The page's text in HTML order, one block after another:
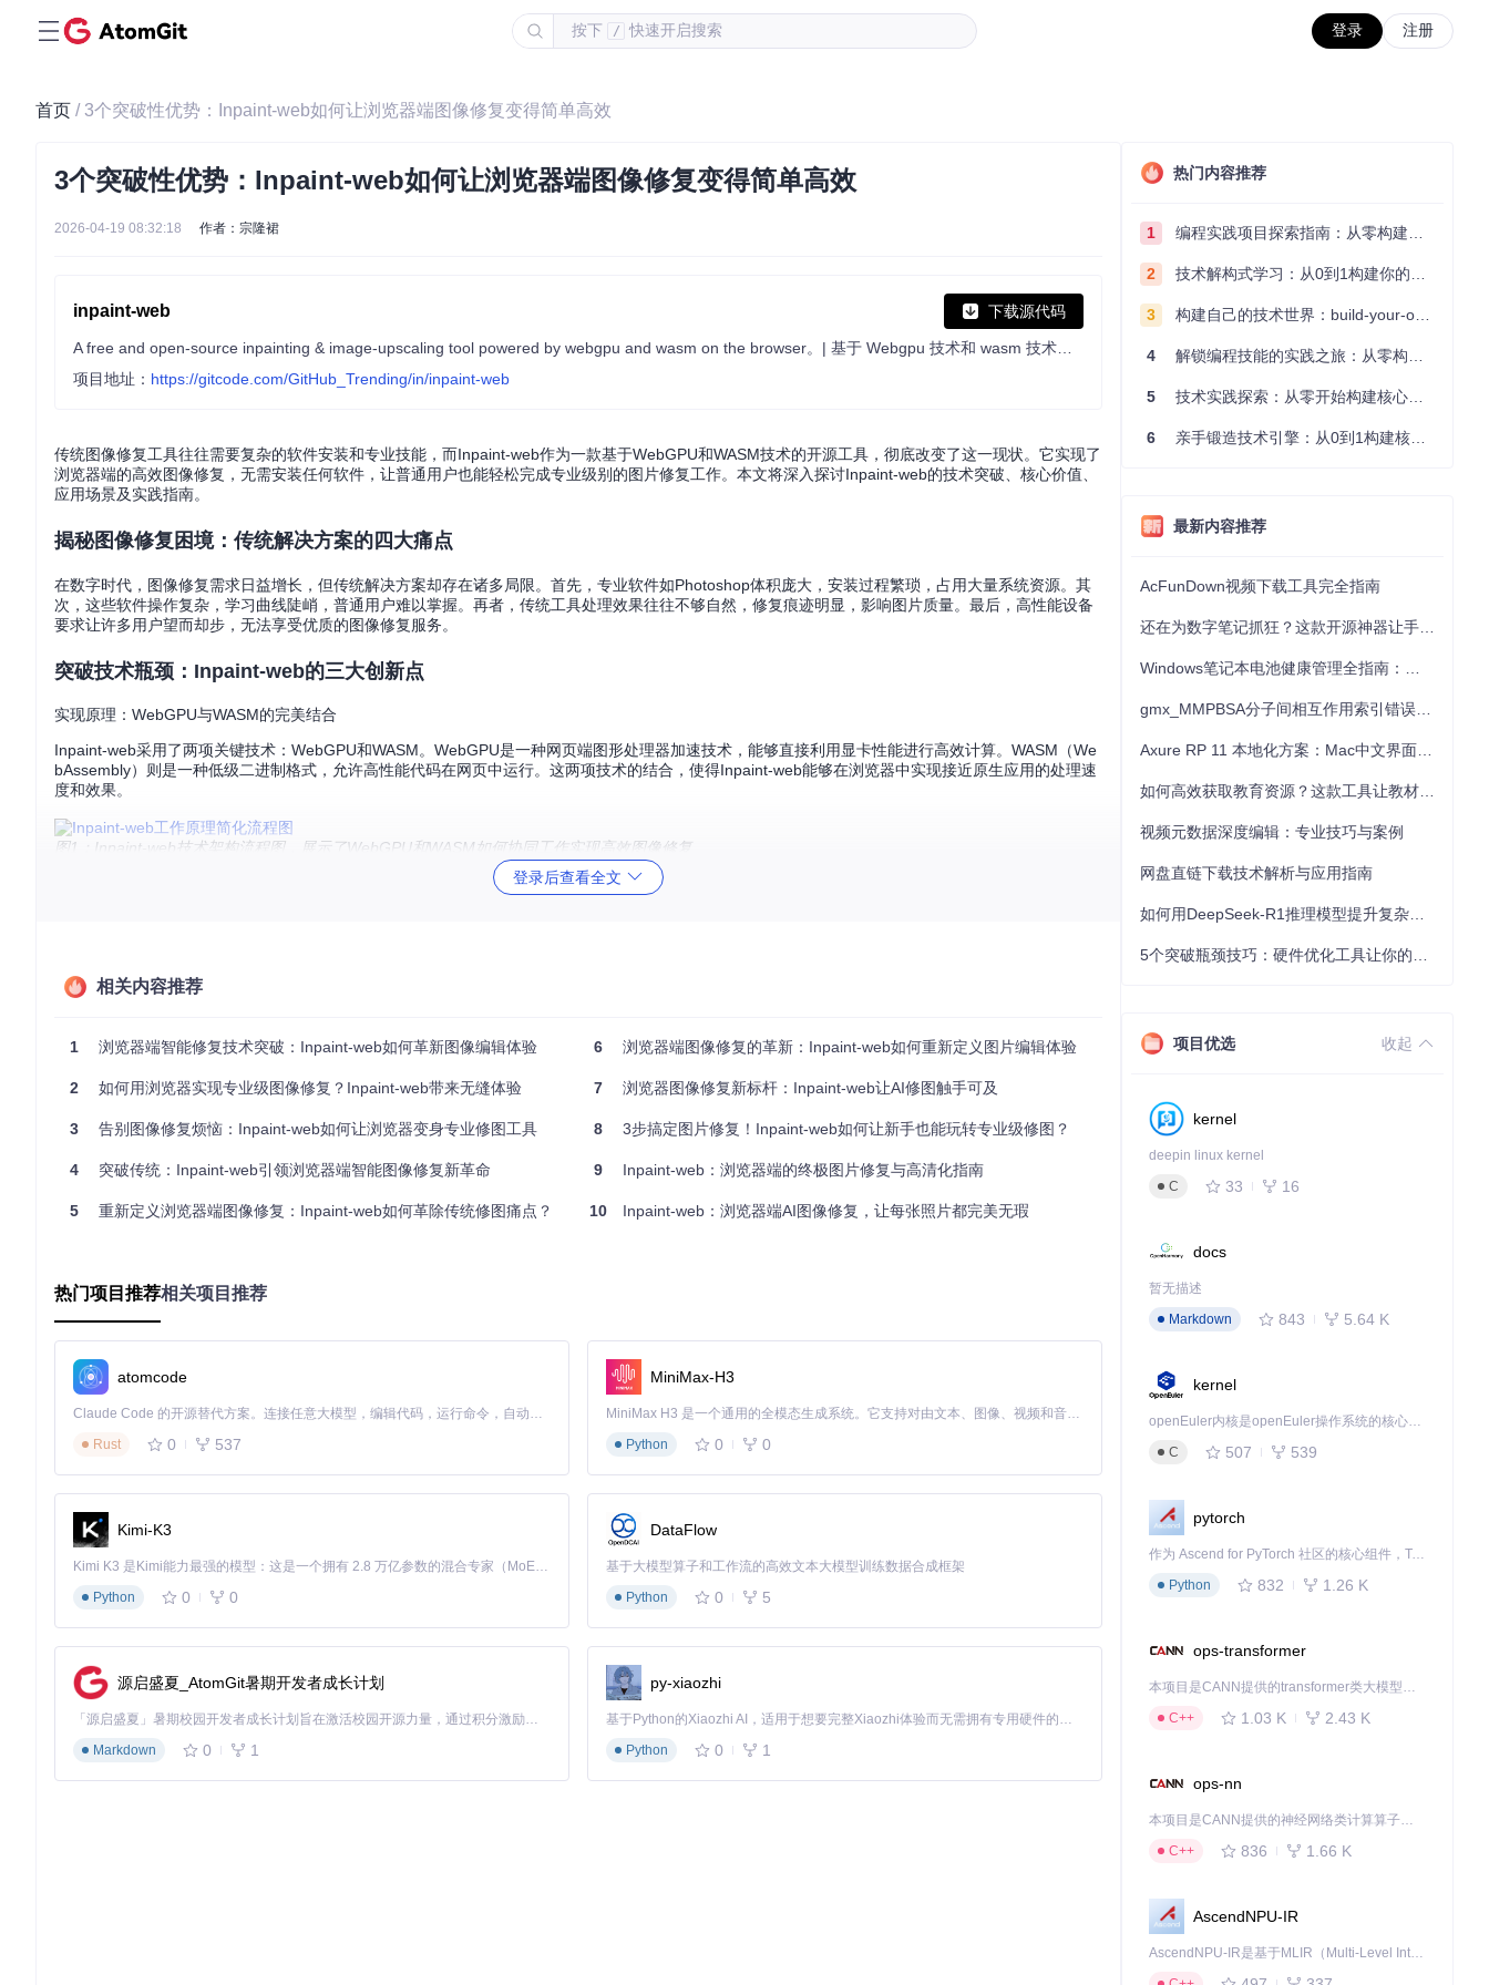
按下 / 快速开启搜索 登录 注册
首页 / 3个突破性优势：Inpaint-web如何让浏览器端图像修复变得简单高效
3个突破性优势：Inpaint-web如何让浏览器端图像修复变得简单高效
2026-04-19 08:32:18 作者：宗隆裙
inpaint-web 下载源代码
项目地址： https://gitcode.com/GitHub_Trending/in/inpaint-web
传统图像修复工具往往需要复杂的软件安装和专业技能，而Inpaint-web作为一款基于WebGPU和WASM技术的开源工具，彻底改变了这一现状。它实现了
浏览器端的高效图像修复，无需安装任何软件，让普通用户也能轻松完成专业级别的图片修复工作。本文将深入探讨Inpaint-web的技术突破、核心价值、
应用场景及实践指南。
揭秘图像修复困境：传统解决方案的四大痛点
在数字时代，图像修复需求日益增长，但传统解决方案却存在诸多局限。首先，专业软件如Photoshop体积庞大，安装过程繁琐，占用大量系统资源。其
次，这些软件操作复杂，学习曲线陡峭，普通用户难以掌握。再者，传统工具处理效果往往不够自然，修复痕迹明显，影响图片质量。最后，高性能设备
要求让许多用户望而却步，无法享受优质的图像修复服务。
突破技术瓶颈：Inpaint-web的三大创新点
实现原理：WebGPU与WASM的完美结合
Inpaint-web采用了两项关键技术：WebGPU和WASM。WebGPU是一种网页端图形处理器加速技术，能够直接利用显卡性能进行高效计算。WASM（We
bAssembly）则是一种低级二进制格式，允许高性能代码在网页中运行。这两项技术的结合，使得Inpaint-web能够在浏览器中实现接近原生应用的处理速
度和效果。
图1：Inpaint-web技术架构流程图，展示了WebGPU和WASM如何协同工作实现高效图像修复
核心突破点二：智能修复算法
够在各种设备上流畅运行，包括性能相对较低的移动设备。
核心价值解析：为何选择Inpaint-web
与同类工具对比
处理速度
实时处理 较慢
隐私保护
设备要求
表1：Inpaint-web与同类工具的对比分析
核心优势
🚀高效性能 精准修复
：支持所有现代浏览器，在手机、平板和电脑上都能流畅使用。
场景化应用：从实用到创意的无限可能
用户故事一：老照片修复师的得力助手
李师傅是一位老照片修复师，他经常需要处理各种破损的老照片。以前，他使用专业软件，处理一张照片需要数小时。现在，他使用Inpaint-web，只需标
记破损区域，工具就能自动修复，将处理时间缩短到原来的1/3。"Inpaint-web让我的工作效率大大提高，而且修复效果比以前更自然。"李师傅满意地说。
图2：左侧为修复后效果，右侧为原始图像，展示Inpaint-web在老照片修复中的卓越表现
用户故事二：电商卖家的图片优化工具
登录后查看全文
相关内容推荐
1 浏览器端智能修复技术突破：Inpaint-web如何革新图像编辑体验
2 如何用浏览器实现专业级图像修复？Inpaint-web带来无缝体验
3 告别图像修复烦恼：Inpaint-web如何让浏览器变身专业修图工具
4 突破传统：Inpaint-web引领浏览器端智能图像修复新革命
5 重新定义浏览器端图像修复：Inpaint-web如何革除传统修图痛点？
6 浏览器端图像修复的革新：Inpaint-web如何重新定义图片编辑体验
7 浏览器图像修复新标杆：Inpaint-web让AI修图触手可及
8 3步搞定图片修复！Inpaint-web如何让新手也能玩转专业级修图？
9 Inpaint-web：浏览器端的终极图片修复与高清化指南
10 Inpaint-web：浏览器端AI图像修复，让每张照片都完美无瑕
热门项目推荐相关项目推荐
atomcode
Claude Code 的开源替代方案。连接任意大模型，编辑代码，运行命令，自动验证 — 全自动执行。用 Rust 构建，极致性能。 ｜ An open-source alternative to Claude Code. Connect any LLM, edit code, run commands, and verify changes — autonomously. Built in Rust for speed. Get Started
Rust
0 537
MiniMax-H3
MiniMax H3 是一个通用的全模态生成系统。它支持对由文本、图像、视频和音频组成的多模态上下文进行统一理解，并能生成分辨率高达 2K、时长可达 15 秒的带原生立体声音频的视频。得益于面向任务泛化的系统设计，H3 在预训练阶段就已具备广泛的多模态上下文理解与生成能力，能够出色地执行复杂的多模态指令。
Python
0 0
Kimi-K3
Kimi K3 是Kimi能力最强的模型：这是一个拥有 2.8 万亿参数的混合专家（MoE）模型，具备原生视觉理解能力，并支持 100 万 token 的上下文窗口。
Python
0 0
DataFlow
基于大模型算子和工作流的高效文本大模型训练数据合成框架
Python
0 5
源启盛夏_AtomGit暑期开发者成长计划
「源启盛夏」暑期校园开发者成长计划旨在激活校园开源力量，通过积分激励、认证扶持、资源倾斜等形式，引导高校组织和开发者完成「入驻 — 建项目 — 做贡献 — 获认证 — 得资源」的完整闭环。无论你是想带领社团入驻平台的组织者，还是希望用代码贡献证明自己的开发者，都能在这里找到属于你的成长路径。
Markdown
0 1
py-xiaozhi
基于Python的Xiaozhi AI，适用于想要完整Xiaozhi体验而无需拥有专用硬件的用户。
Python
0 1
热门内容推荐
1 编程实践项目探索指南：从零构建技术能力体系
2 技术解构式学习：从0到1构建你的编程知识体系
3 构建自己的技术世界：build-your-own-x项目的实践探索指南
4 解锁编程技能的实践之旅：从零构建你的技术世界
5 技术实践探索：从零开始构建核心系统的实践指南
6 亲手锻造技术引擎：从0到1构建核心系统的实践指南
最新内容推荐
AcFunDown视频下载工具完全指南
视频元数据深度编辑：专业技巧与案例
网盘直链下载技术解析与应用指南
项目优选 收起
kernel
deepin linux kernel
C
33 16
docs
暂无描述
Markdown
843 5.64 K
kernel
openEuler内核是openEuler操作系统的核心，既是系统性能与稳定性的基石，也是连接处理器、设备与服务的桥梁。
C
507 539
pytorch
作为 Ascend for PyTorch 社区的核心组件，TorchNPU 是昇腾专为 PyTorch 打造的深度学习适配插件，使 PyTorch 框架能够直接调用昇腾 NPU，为开发者提供昇腾 AI 处理器的超强算力。
Python
832 1.26 K
ops-transformer
本项目是CANN提供的transformer类大模型算子库，实现网络在NPU上加速计算。
C++
1.03 K 2.43 K
ops-nn
本项目是CANN提供的神经网络类计算算子库，实现网络在NPU上加速计算。
C++
836 1.66 K
AscendNPU-IR
AscendNPU-IR是基于MLIR（Multi-Level Intermediate Representation）构建的，面向昇腾亲和算子编译时使用的中间表示，提供昇腾完备表达能力，通过编译优化提升昇腾AI处理器计算效率，支持通过生态框架使能昇腾AI处理器与深度调优